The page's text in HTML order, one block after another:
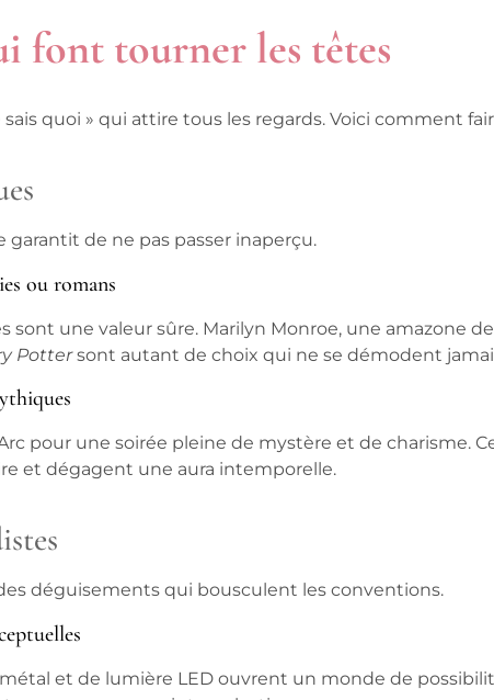
font tourner les têtes
quoi » qui attire tous les regards. Voici comment
de ne pas passer inaperçu.
ou romans
sont une valeur sûre. Marilyn Monroe, une amazone de
Pottersont autant de choix qui ne se démodent
pour une soirée pleine de mystère et de charisme.
et dégagent une aura intemporelle.
déguisements qui bousculent les conventions.
et de lumière LED ouvrent un monde de